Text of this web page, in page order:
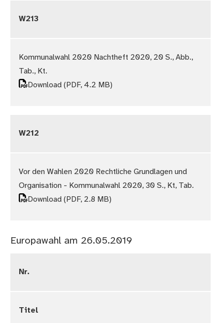
W213
Kommunalwahl 2020 Nachtheft 2020, 20 S., Abb.,
Tab., Kt.
Download(PDF, 4.2 MB)
W212
Vor den Wahlen 2020 Rechtliche Grundlagen und
Organisation - Kommunalwahl 2020, 30 S., Kt, Tab.
Download(PDF, 2.8 MB)
Europawahl am 26.05.2019
Nr.
Titel